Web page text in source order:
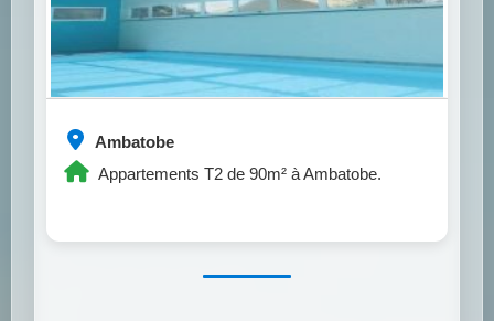
Ambatobe
Appartements T2 de 90m² à Ambatobe.